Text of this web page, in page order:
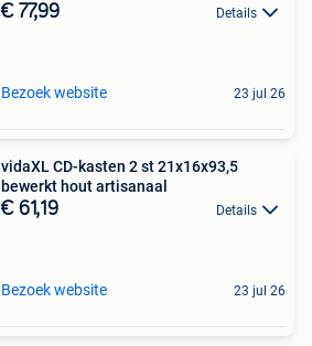
€ 77,99 Details
Bezoek website 23 jul 26
vidaXL CD-kasten 2 st 21x16x93,5
bewerkt hout artisanaal
€ 61,19 Details
Bezoek website 23 jul 26